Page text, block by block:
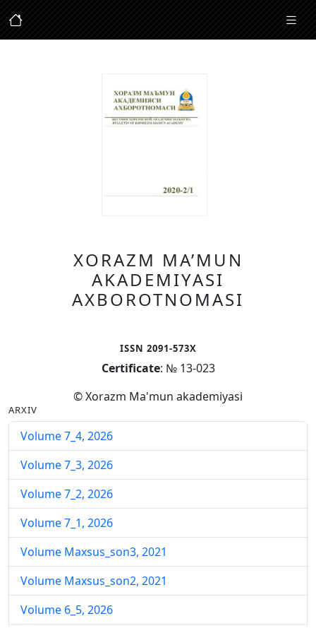
XORAZM MA’MUN
AKADEMIYASI
AXBOROTNOMASI
ISSN 2091-573X
Certificate: № 13-023
© Xorazm Ma'mun akademiyasi
ARXIV
Volume 7_4, 2026
Volume 7_3, 2026
Volume 7_2, 2026
Volume 7_1, 2026
Volume Maxsus_son3, 2021
Volume Maxsus_son2, 2021
Volume 6_5, 2026